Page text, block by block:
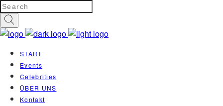
START
Events
Celebrities
ÜBER UNS
Kontakt